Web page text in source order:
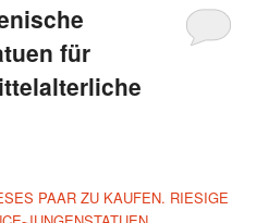
für
PAAR ZU KAUFEN. RIESIGE